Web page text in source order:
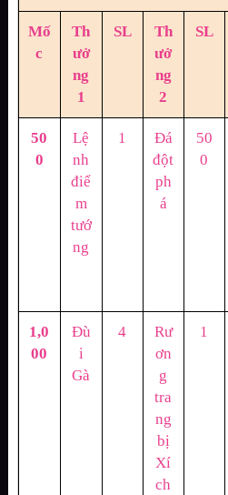
Mố
c
Th
ưở
ng
1
SL
Th
ưở
ng
2
SL
50
0
Lệ
nh
điể
m
tướ
ng
1
Đá
đột
ph
á
50
0
1,0
00
Đù
i
Gà
4
Rư
ơn
g
tra
ng
bị
Xí
ch
1